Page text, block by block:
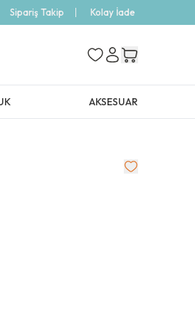
Sipariş Takip Kolay İade
AKSESUAR